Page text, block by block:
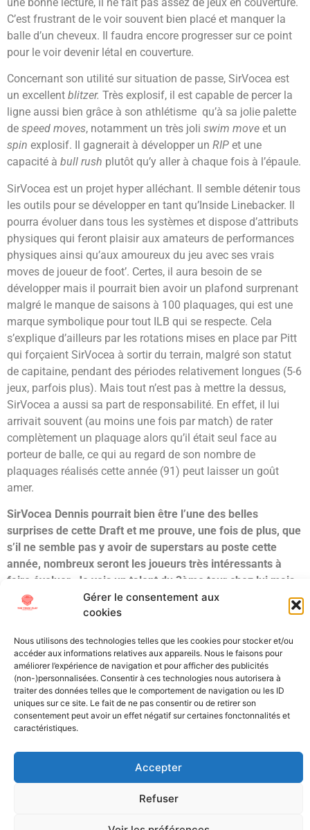
Gérer le consentement aux
cookies
Nous utilisons des technologies telles que les cookies pour stocker et/ou
accéder aux informations relatives aux appareils. Nous le faisons pour
améliorer l’expérience de navigation et pour afficher des publicités
(non-)personnalisées. Consentir à ces technologies nous autorisera à
traiter des données telles que le comportement de navigation ou les ID
uniques sur ce site. Le fait de ne pas consentir ou de retirer son
consentement peut avoir un effet négatif sur certaines fonctonnalités et
caractéristiques.
Accepter
Refuser
C’est frustrant de le voir souvent bien placé et manquer la
balle d’un cheveux. Il faudra encore progresser sur ce point
pour le voir devenir létal en couverture.
Concernant son utilité sur situation de passe, SirVocea est
un excellent blitzer. Très explosif, il est capable de percer la
ligne aussi bien grâce à son athlétisme qu’à sa jolie palette
de speed moves, notamment un très joli swim move et un
spin explosif. Il gagnerait à développer un RIP et une
capacité à bull rush plutôt qu’y aller à chaque fois à l’épaule.
SirVocea est un projet hyper alléchant. Il semble détenir tous
les outils pour se développer en tant qu’Inside Linebacker. Il
pourra évoluer dans tous les systèmes et dispose d’attributs
physiques qui feront plaisir aux amateurs de performances
physiques ainsi qu’aux amoureux du jeu avec ses vrais
moves de joueur de foot’. Certes, il aura besoin de se
développer mais il pourrait bien avoir un plafond surprenant
malgré le manque de saisons à 100 plaquages, qui est une
marque symbolique pour tout ILB qui se respecte. Cela
s’explique d’ailleurs par les rotations mises en place par Pitt
qui forçaient SirVocea à sortir du terrain, malgré son statut
de capitaine, pendant des périodes relativement longues (5-6
jeux, parfois plus). Mais tout n’est pas à mettre la dessus,
SirVocea a aussi sa part de responsabilité. En effet, il lui
arrivait souvent (au moins une fois par match) de rater
complètement un plaquage alors qu’il était seul face au
porteur de balle, ce qui au regard de son nombre de
plaquages réalisés cette année (91) peut laisser un goût
amer.
SirVocea Dennis pourrait bien être l’une des belles
surprises de cette Draft et me prouve, une fois de plus, que
s’il ne semble pas y avoir de superstars au poste cette
année, nombreux seront les joueurs très intéressants à
faire évoluer. Je vois un talent du 3ème tour chez lui mais…
avec une belle prestation au Senior Bowl + un joli
Combine/Pro Day, vous connaissez la musique : il pourrait
ÉtiquetéACCDraftLB NCAANFL DraftPittScouting
All Texts Rights Reserved © 2023
Tous les textes présents sur ce site sont protégés par les droits
d’auteur. Il est interdit de reproduire, distribuer ou utiliser de
quelque manière que ce soit ces éléments sans l’autorisation
expresse de leurs propriétaires.